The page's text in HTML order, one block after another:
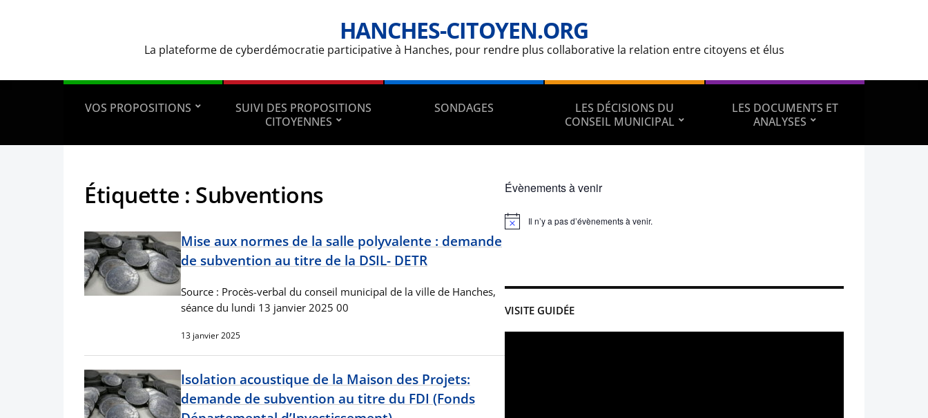
HANCHES-CITOYEN.ORG
La plateforme de cyberdémocratie participative à Hanches, pour rendre plus collaborative la relation entre citoyens et élus
VOS PROPOSITIONS
SUIVI DES PROPOSITIONS
CITOYENNES
SONDAGES
LES DÉCISIONS DU
CONSEIL MUNICIPAL
LES DOCUMENTS ET
ANALYSES
Étiquette : Subventions
Mise aux normes de la salle polyvalente : demande
de subvention au titre de la DSIL- DETR
Source : Procès-verbal du conseil municipal de la ville de Hanches,
séance du lundi 13 janvier 2025 00
13 janvier 2025
Isolation acoustique de la Maison des Projets:
demande de subvention au titre du FDI (Fonds
Évènements à venir
Notice Il n’y a pas d’évènements à venir.
VISITE GUIDÉE